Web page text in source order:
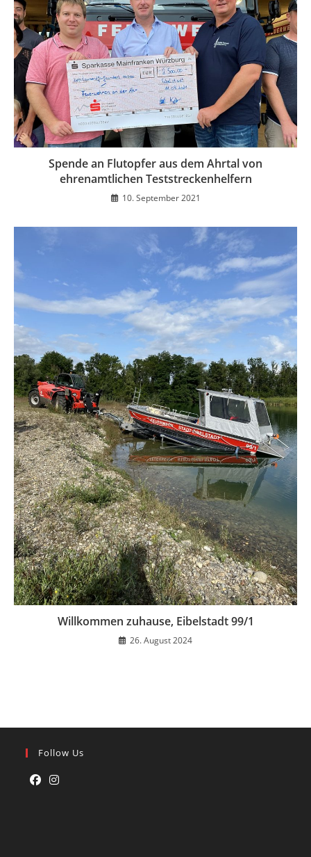
Spende an Flutopfer aus dem Ahrtal von
ehrenamtlichen Teststreckenhelfern
10. September 2021
Willkommen zuhause, Eibelstadt 99/1
26. August 2024
Follow Us